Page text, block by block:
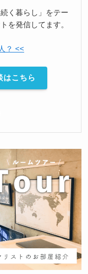
く暮らし」をテー
を発信してます。
？ <<
はこちら